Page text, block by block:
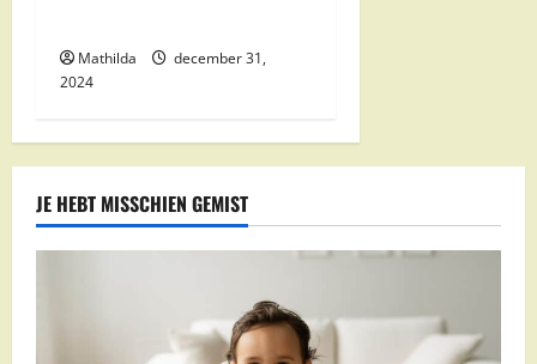
Mathilda
december 31,
2024
JE HEBT MISSCHIEN GEMIST